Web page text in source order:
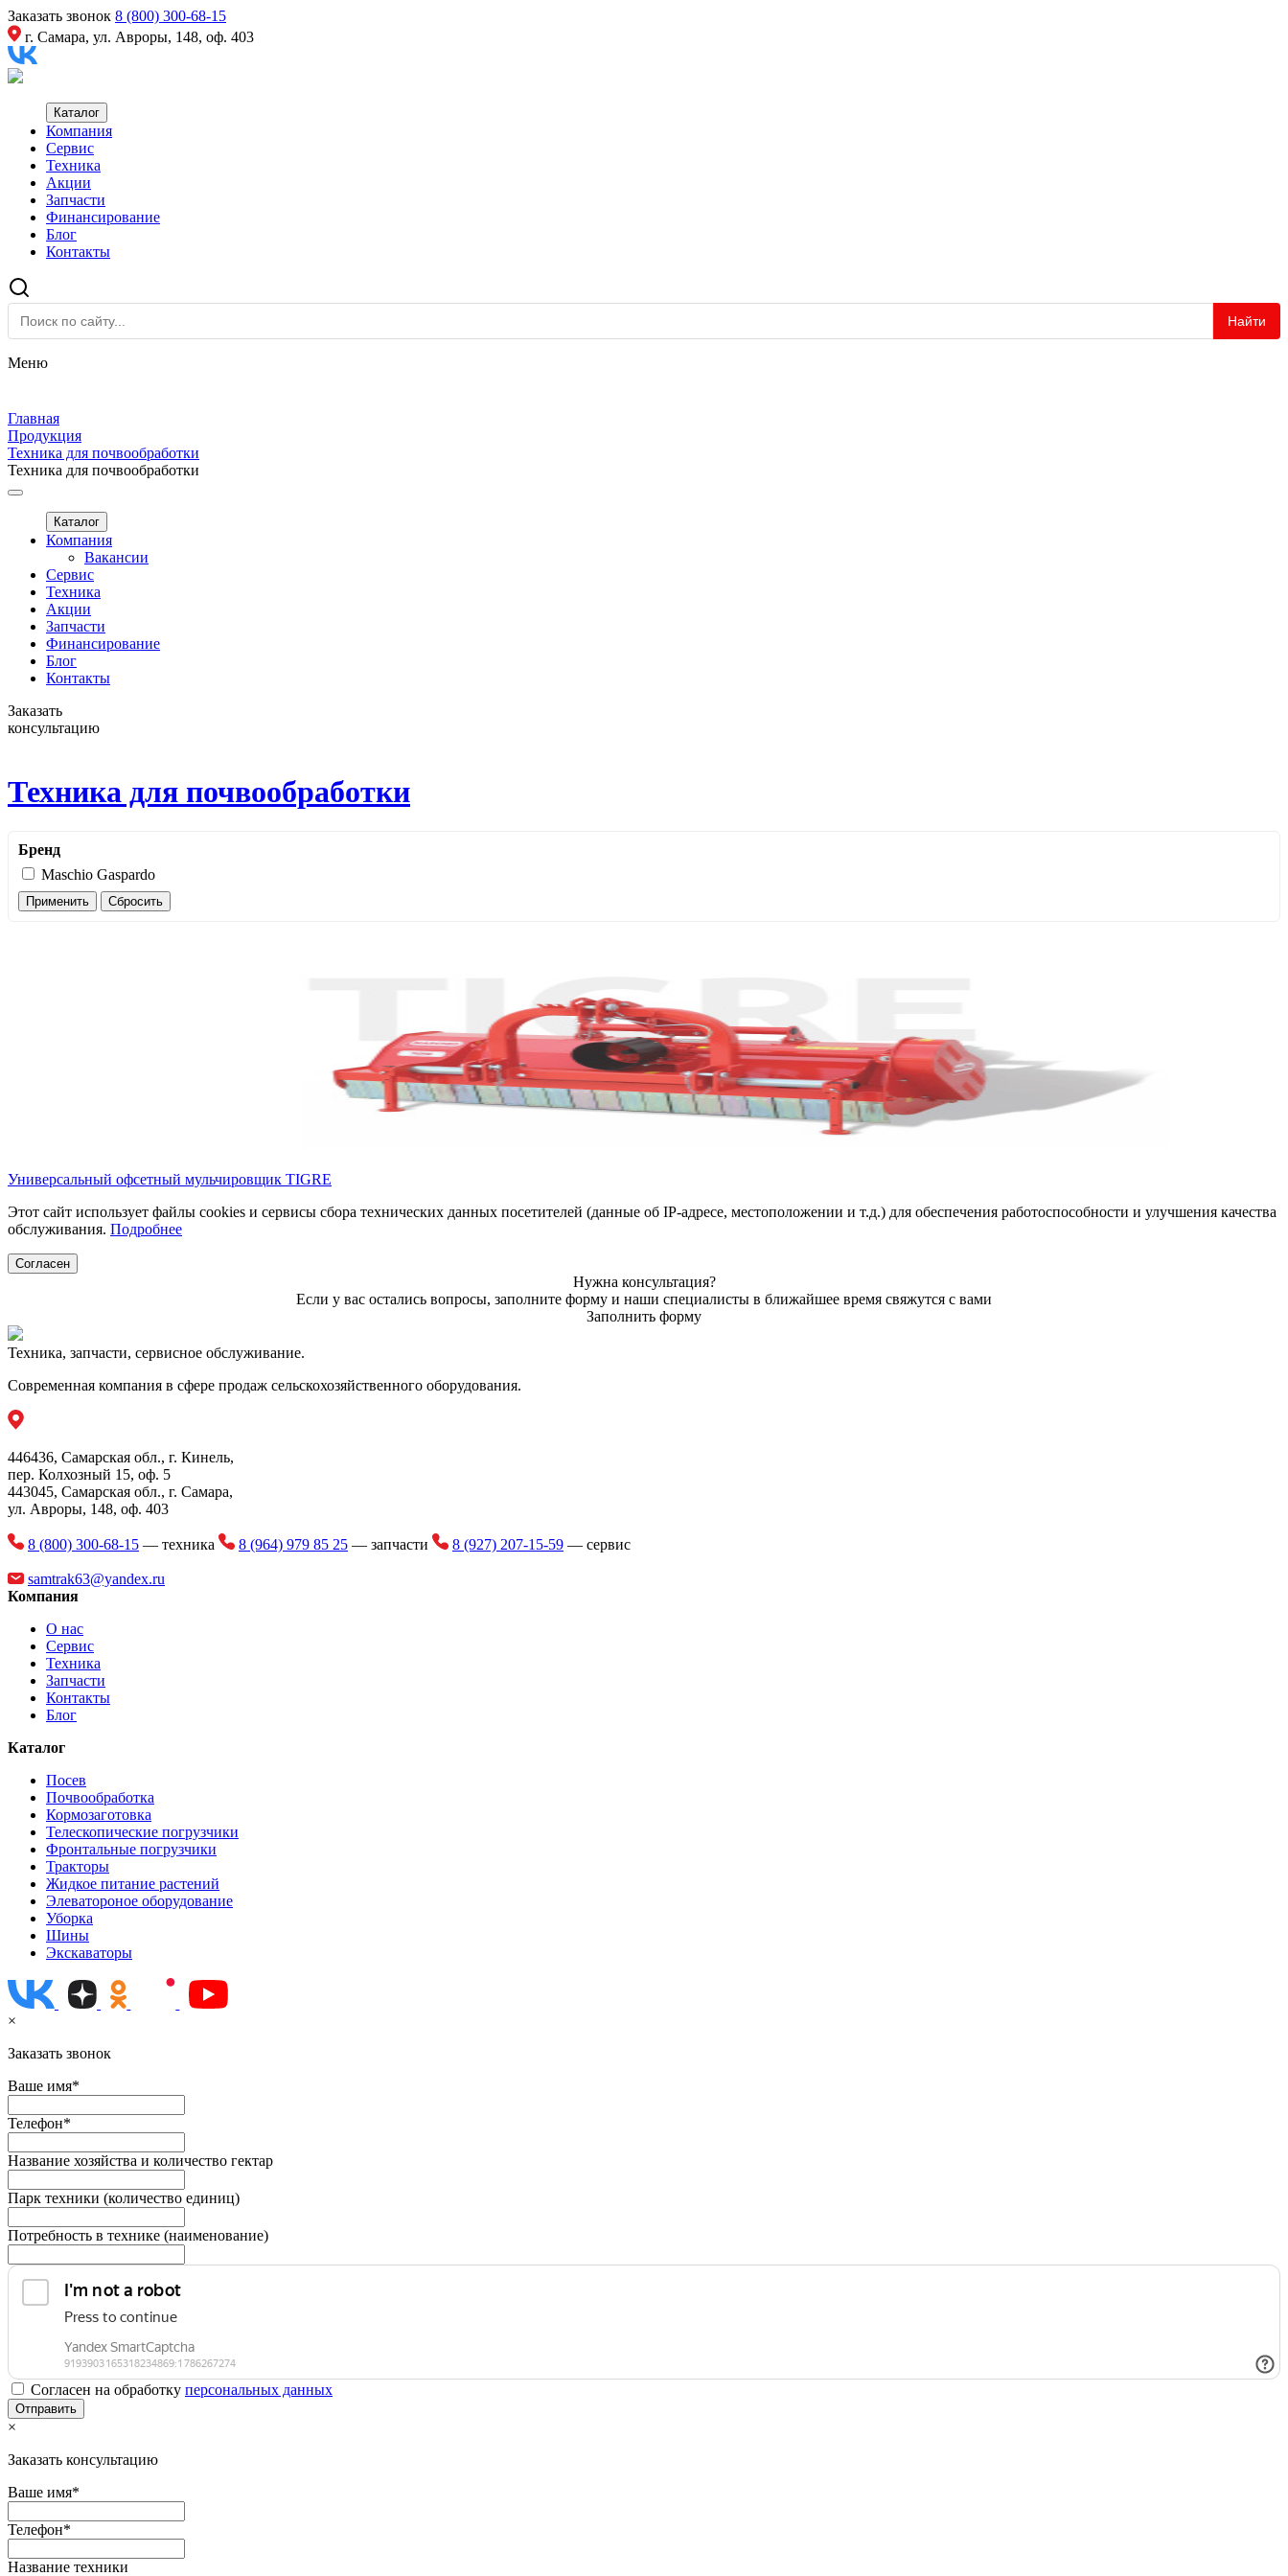
Заказать звонок 8 (800) 300-68-15
г. Самара, ул. Авроры, 148, оф. 403
Каталог
Компания
Сервис
Техника
Акции
Запчасти
Финансирование
Блог
Контакты
Найти
Меню
Главная
Продукция
Техника для почвообработки
Техника для почвообработки
Каталог
Компания
Вакансии
Сервис
Техника
Акции
Запчасти
Финансирование
Блог
Контакты
Заказать
консультацию
Техника для почвообработки
Бренд
Maschio Gaspardo
Применить Сбросить
Универсальный офсетный мульчировщик TIGRE
Этот сайт использует файлы cookies и сервисы сбора технических данных посетителей (данные об IP-адресе, местоположении и т.д.) для обеспечения работоспособности и улучшения качества
обслуживания. Подробнее
Согласен
Нужна консультация?
Если у вас остались вопросы, заполните форму и наши специалисты в ближайшее время свяжутся с вами
Заполнить форму
Техника, запчасти, сервисное обслуживание.
Современная компания в сфере продаж сельскохозяйственного оборудования.
446436, Самарская обл., г. Кинель,
пер. Колхозный 15, оф. 5
443045, Самарская обл., г. Самара,
ул. Авроры, 148, оф. 403
8 (800) 300-68-15 — техника 8 (964) 979 85 25 — запчасти 8 (927) 207-15-59 — сервис
samtrak63@yandex.ru
Компания
О нас
Сервис
Техника
Запчасти
Контакты
Блог
Каталог
Посев
Почвообработка
Кормозаготовка
Телескопические погрузчики
Фронтальные погрузчики
Тракторы
Жидкое питание растений
Элеватороное оборудование
Уборка
Шины
Экскаваторы
×
Заказать звонок
Ваше имя*
Телефон*
Название хозяйства и количество гектар
Парк техники (количество единиц)
Потребность в технике (наименование)
Согласен на обработку персональныx данных
×
Заказать консультацию
Ваше имя*
Телефон*
Название техники